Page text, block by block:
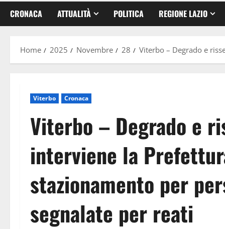
CRONACA ATTUALITÀ POLITICA REGIONE LAZIO
Home 2025 Novembre 28 Viterbo – Degrado e
Viterbo Cronaca
Viterbo – Degrado e
interviene la
stazionamento per
segnalate per reati